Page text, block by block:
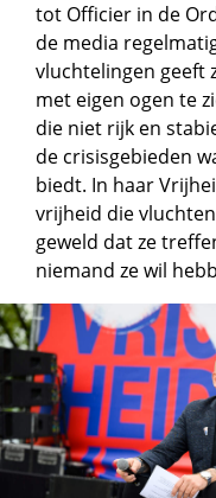
tot Officier in de
de media
vluchtelingen geeft
met eigen ogen te
die niet rijk en
de crisisgebieden
biedt. In haar
vrijheid die
geweld dat ze
niemand ze wil